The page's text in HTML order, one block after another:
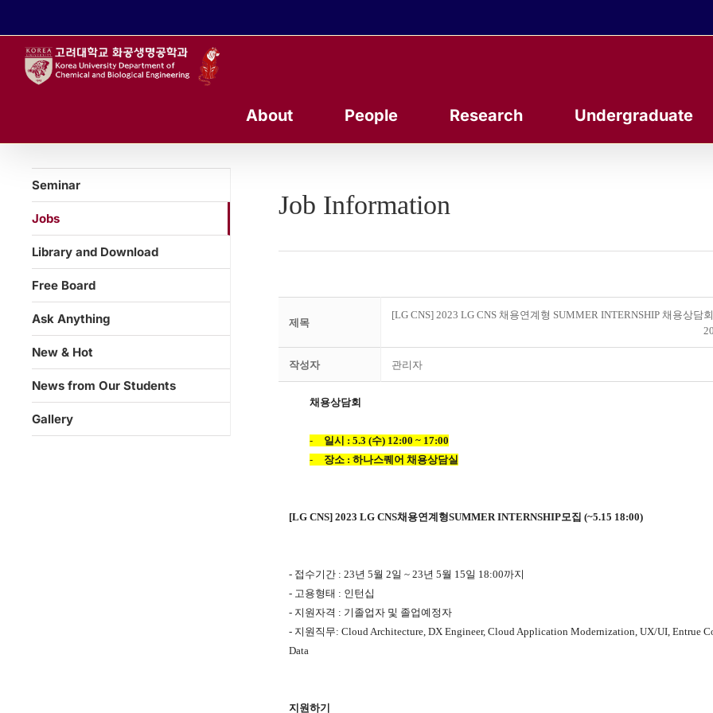
About People Research Undergraduate
Job Information
제목
[LG CNS] 2023 LG CNS 채용연계형 SUMMER INTERNSHIP 채용상담
작성자 관리자
채용상담회
- 일시 : 5.3 (수) 12:00 ~ 17:00
-
장소 :하나스퀘어 채용상담실
[LG CNS] 2023 LG CNS채용연계형SUMMER INTERNSHIP모집 (~5.15 18:00)
- 접수기간 : 23년 5월 2일 ~ 23년 5월 15일 18:00까지
- 고용형태 : 인턴십
- 지원자격 : 기졸업자 및 졸업예정자
- 지원직무: Cloud Architecture, DX Engineer, Cloud Application Modernization, UX/UI, Entrue
Data
지원하기
Seminar
Jobs
Library and Download
Free Board
Ask Anything
New & Hot
News from Our Students
Gallery